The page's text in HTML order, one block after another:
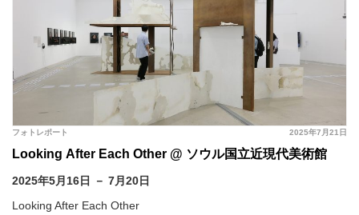
2025年7月21日
フォトレポート
Looking After Each Other @ ソウル国立近現代美術館
2025年5月16日 － 7月20日
Looking After Each Other